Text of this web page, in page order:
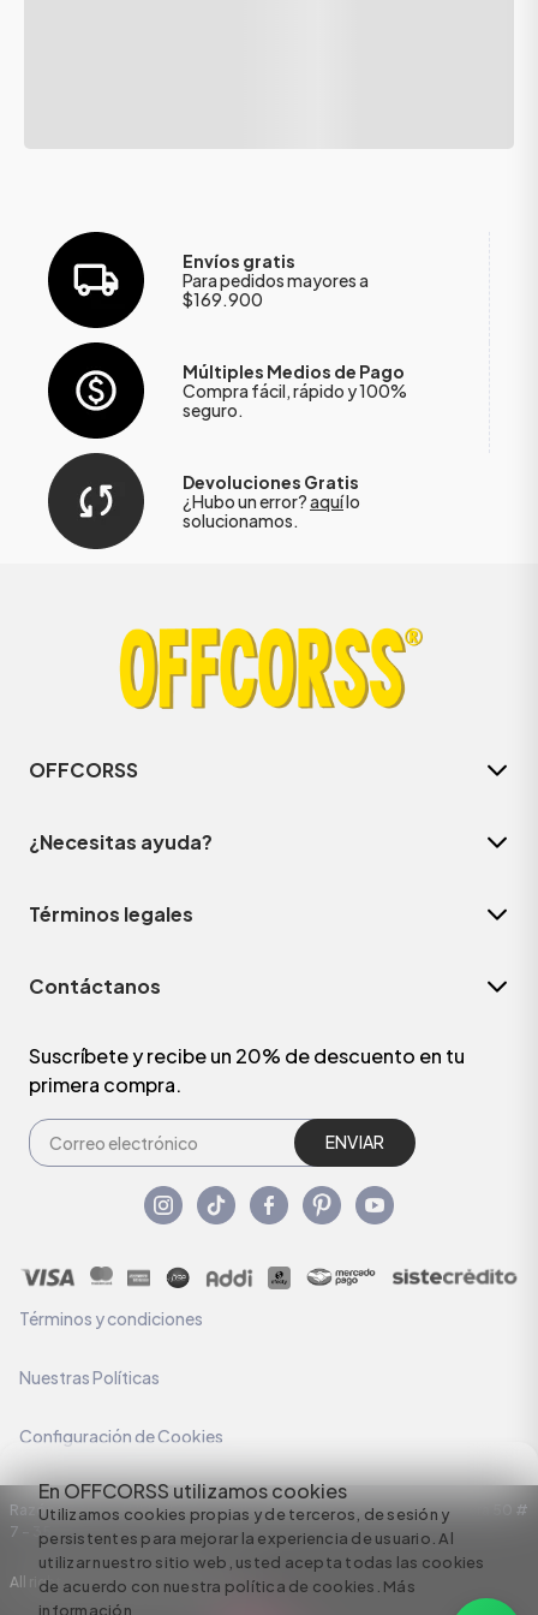
En OFFCORSS utilizamos cookies
Utilizamos cookies propias y de terceros, de sesión y
persistentes para mejorar la experiencia de usuario. Al
utilizar nuestro sitio web, usted acepta todas las cookies
de acuerdo con nuestra política de cookies. Más
información
Envíos gratis
Para pedidos mayores a
$169.900
Múltiples Medios de Pago
Compra fácil, rápido y 100%
seguro.
Devoluciones Gratis
¿Hubo un error?aquílo
solucionamos.
OFFCORSS
¿Necesitas ayuda?
Términos legales
Contáctanos
Suscríbete y recibe un 20% de descuento en tu
primera compra.
ENVIAR
Términos y condiciones
Nuestras Políticas
Configuración de Cookies
Razón Social: C.I HERMECO S.A. NIT: 890924167-6 Dirección: Carrera 50 #
7 – 35
All rights reserved empowered by